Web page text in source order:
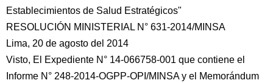
Establecimientos de Salud Estratégicos"
RESOLUCIÓN MINISTERIAL N° 631-2014/MINSA
Lima, 20 de agosto del 2014
Visto, El Expediente N° 14-066758-001 que contiene el
Informe N° 248-2014-OGPP-OPI/MINSA y el Memorándum